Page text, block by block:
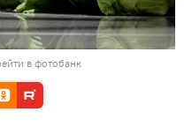
в фотобанк